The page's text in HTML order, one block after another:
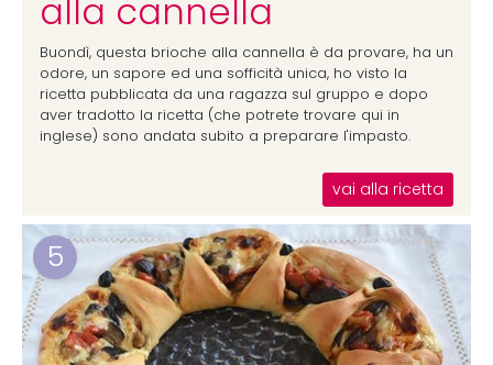
alla cannella
Buondì, questa brioche alla cannella è da provare, ha un
odore, un sapore ed una sofficità unica, ho visto la
ricetta pubblicata da una ragazza sul gruppo e dopo
aver tradotto la ricetta (che potrete trovare qui in
inglese) sono andata subito a preparare l'impasto.
vai alla ricetta
5